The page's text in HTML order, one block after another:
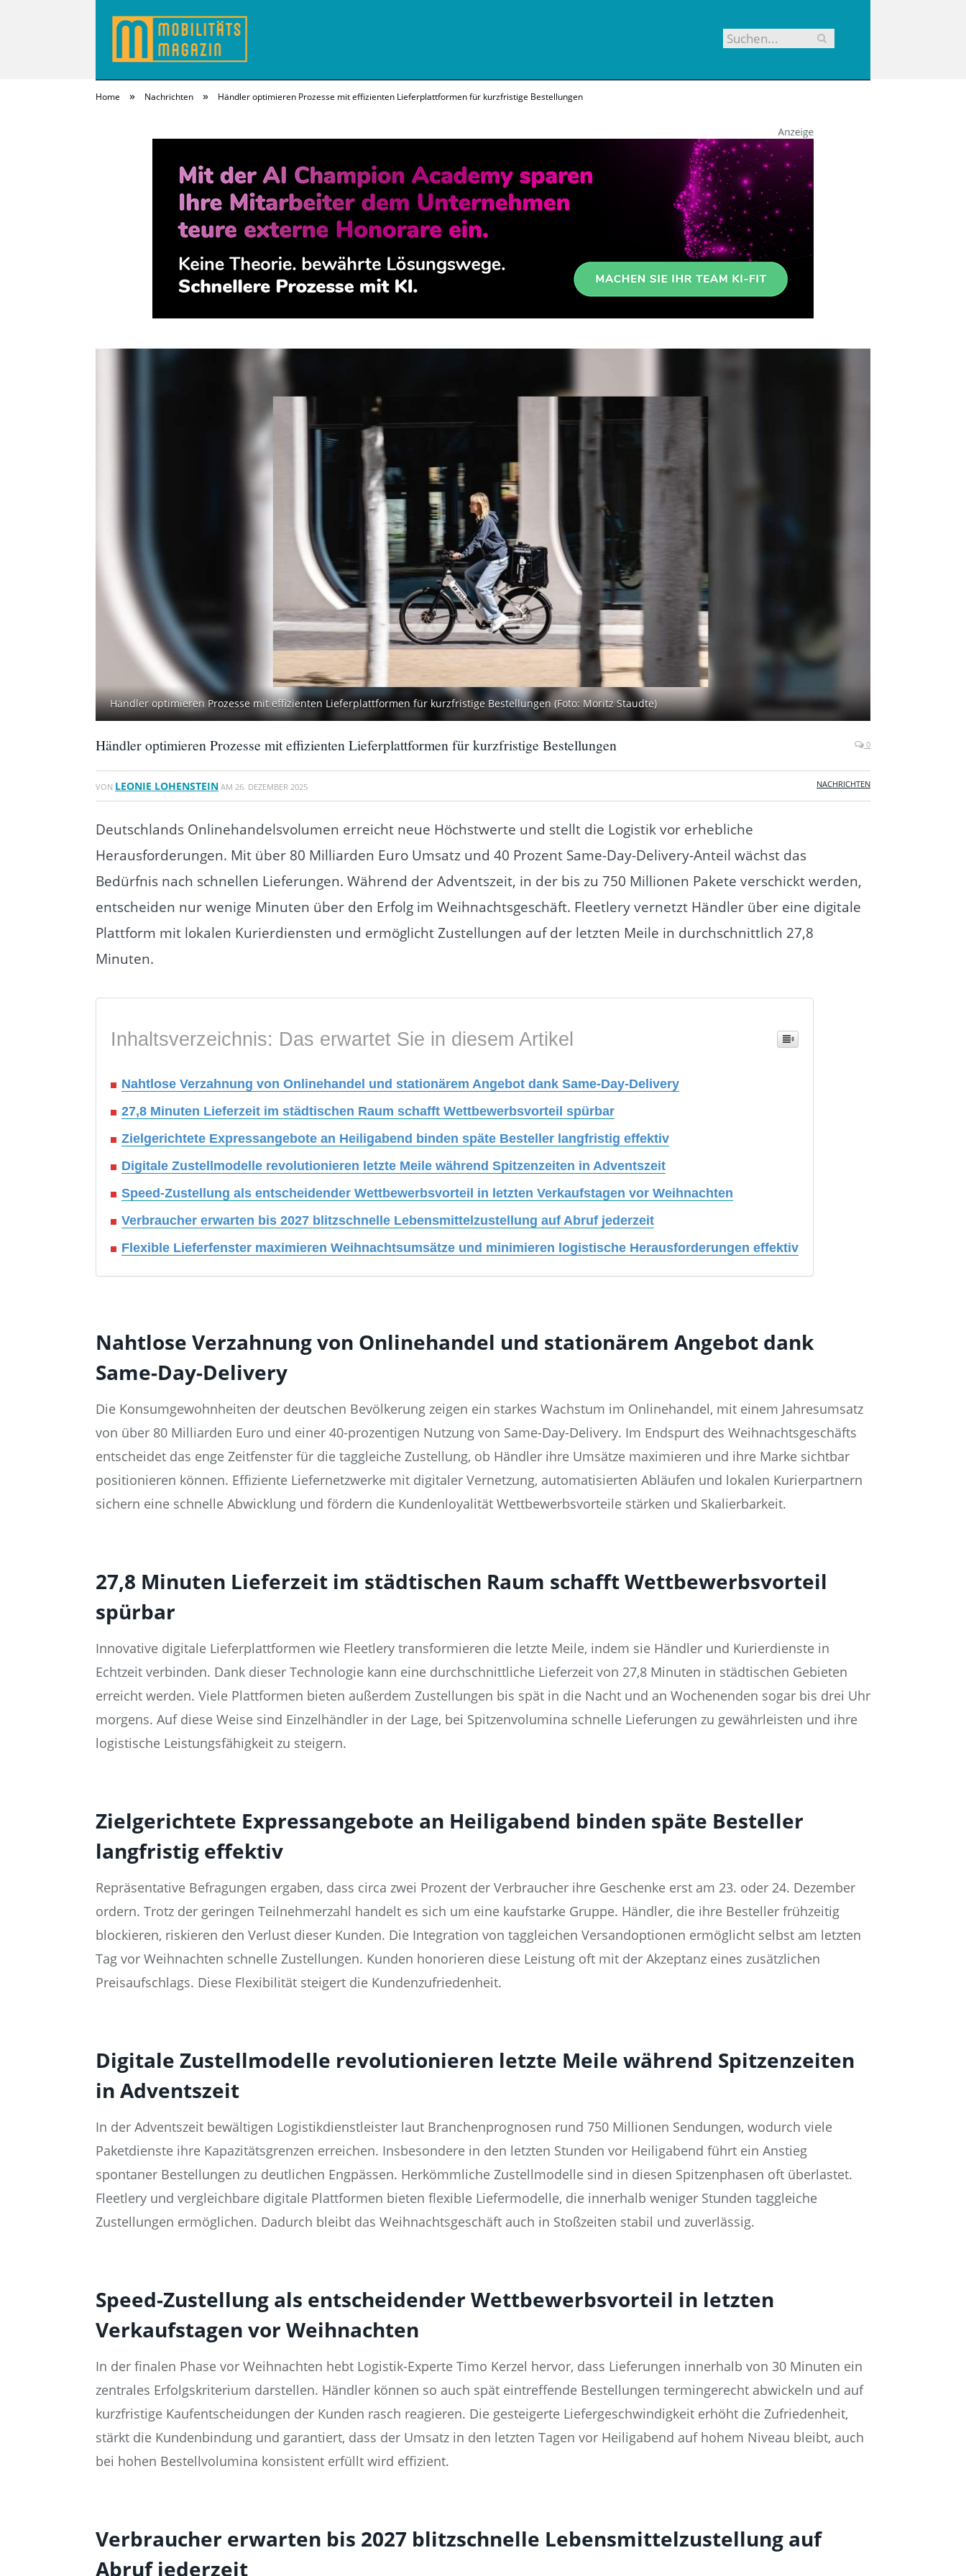
Home » Nachrichten » Händler optimieren Prozesse mit effizienten Lieferplattformen für kurzfristige Bestellungen
Händler optimieren Prozesse mit effizienten Lieferplattformen für kurzfristige Bestellungen (Foto: Moritz Staudte)
Händler optimieren Prozesse mit effizienten Lieferplattformen für kurzfristige Bestellungen 0
VON LEONIE LOHENSTEIN AM 26. DEZEMBER 2025 NACHRICHTEN
Deutschlands Onlinehandelsvolumen erreicht neue Höchstwerte und stellt die Logistik vor erhebliche
Herausforderungen. Mit über 80 Milliarden Euro Umsatz und 40 Prozent Same-Day-Delivery-Anteil wächst das
Bedürfnis nach schnellen Lieferungen. Während der Adventszeit, in der bis zu 750 Millionen Pakete verschickt werden,
entscheiden nur wenige Minuten über den Erfolg im Weihnachtsgeschäft. Fleetlery vernetzt Händler über eine digitale
Plattform mit lokalen Kurierdiensten und ermöglicht Zustellungen auf der letzten Meile in durchschnittlich 27,8
Minuten.
Inhaltsverzeichnis: Das erwartet Sie in diesem Artikel
Nahtlose Verzahnung von Onlinehandel und stationärem Angebot dank Same-Day-Delivery
27,8 Minuten Lieferzeit im städtischen Raum schafft Wettbewerbsvorteil spürbar
Zielgerichtete Expressangebote an Heiligabend binden späte Besteller langfristig effektiv
Digitale Zustellmodelle revolutionieren letzte Meile während Spitzenzeiten in Adventszeit
Speed-Zustellung als entscheidender Wettbewerbsvorteil in letzten Verkaufstagen vor Weihnachten
Verbraucher erwarten bis 2027 blitzschnelle Lebensmittelzustellung auf Abruf jederzeit
Flexible Lieferfenster maximieren Weihnachtsumsätze und minimieren logistische Herausforderungen effektiv
Nahtlose Verzahnung von Onlinehandel und stationärem Angebot dank
Same-Day-Delivery
Die Konsumgewohnheiten der deutschen Bevölkerung zeigen ein starkes Wachstum im Onlinehandel, mit einem Jahresumsatz
von über 80 Milliarden Euro und einer 40-prozentigen Nutzung von Same-Day-Delivery. Im Endspurt des Weihnachtsgeschäfts
entscheidet das enge Zeitfenster für die taggleiche Zustellung, ob Händler ihre Umsätze maximieren und ihre Marke sichtbar
positionieren können. Effiziente Liefernetzwerke mit digitaler Vernetzung, automatisierten Abläufen und lokalen Kurierpartnern
sichern eine schnelle Abwicklung und fördern die Kundenloyalität Wettbewerbsvorteile stärken und Skalierbarkeit.
27,8 Minuten Lieferzeit im städtischen Raum schafft Wettbewerbsvorteil
spürbar
Innovative digitale Lieferplattformen wie Fleetlery transformieren die letzte Meile, indem sie Händler und Kurierdienste in
Echtzeit verbinden. Dank dieser Technologie kann eine durchschnittliche Lieferzeit von 27,8 Minuten in städtischen Gebieten
erreicht werden. Viele Plattformen bieten außerdem Zustellungen bis spät in die Nacht und an Wochenenden sogar bis drei Uhr
morgens. Auf diese Weise sind Einzelhändler in der Lage, bei Spitzenvolumina schnelle Lieferungen zu gewährleisten und ihre
logistische Leistungsfähigkeit zu steigern.
Zielgerichtete Expressangebote an Heiligabend binden späte Besteller
langfristig effektiv
Repräsentative Befragungen ergaben, dass circa zwei Prozent der Verbraucher ihre Geschenke erst am 23. oder 24. Dezember
ordern. Trotz der geringen Teilnehmerzahl handelt es sich um eine kaufstarke Gruppe. Händler, die ihre Besteller frühzeitig
blockieren, riskieren den Verlust dieser Kunden. Die Integration von taggleichen Versandoptionen ermöglicht selbst am letzten
Tag vor Weihnachten schnelle Zustellungen. Kunden honorieren diese Leistung oft mit der Akzeptanz eines zusätzlichen
Preisaufschlags. Diese Flexibilität steigert die Kundenzufriedenheit.
Digitale Zustellmodelle revolutionieren letzte Meile während Spitzenzeiten
in Adventszeit
In der Adventszeit bewältigen Logistikdienstleister laut Branchenprognosen rund 750 Millionen Sendungen, wodurch viele
Paketdienste ihre Kapazitätsgrenzen erreichen. Insbesondere in den letzten Stunden vor Heiligabend führt ein Anstieg
spontaner Bestellungen zu deutlichen Engpässen. Herkömmliche Zustellmodelle sind in diesen Spitzenphasen oft überlastet.
Fleetlery und vergleichbare digitale Plattformen bieten flexible Liefermodelle, die innerhalb weniger Stunden taggleiche
Zustellungen ermöglichen. Dadurch bleibt das Weihnachtsgeschäft auch in Stoßzeiten stabil und zuverlässig.
Speed-Zustellung als entscheidender Wettbewerbsvorteil in letzten
Verkaufstagen vor Weihnachten
In der finalen Phase vor Weihnachten hebt Logistik-Experte Timo Kerzel hervor, dass Lieferungen innerhalb von 30 Minuten ein
zentrales Erfolgskriterium darstellen. Händler können so auch spät eintreffende Bestellungen termingerecht abwickeln und auf
kurzfristige Kaufentscheidungen der Kunden rasch reagieren. Die gesteigerte Liefergeschwindigkeit erhöht die Zufriedenheit,
stärkt die Kundenbindung und garantiert, dass der Umsatz in den letzten Tagen vor Heiligabend auf hohem Niveau bleibt, auch
bei hohen Bestellvolumina konsistent erfüllt wird effizient.
Verbraucher erwarten bis 2027 blitzschnelle Lebensmittelzustellung auf
Abruf jederzeit